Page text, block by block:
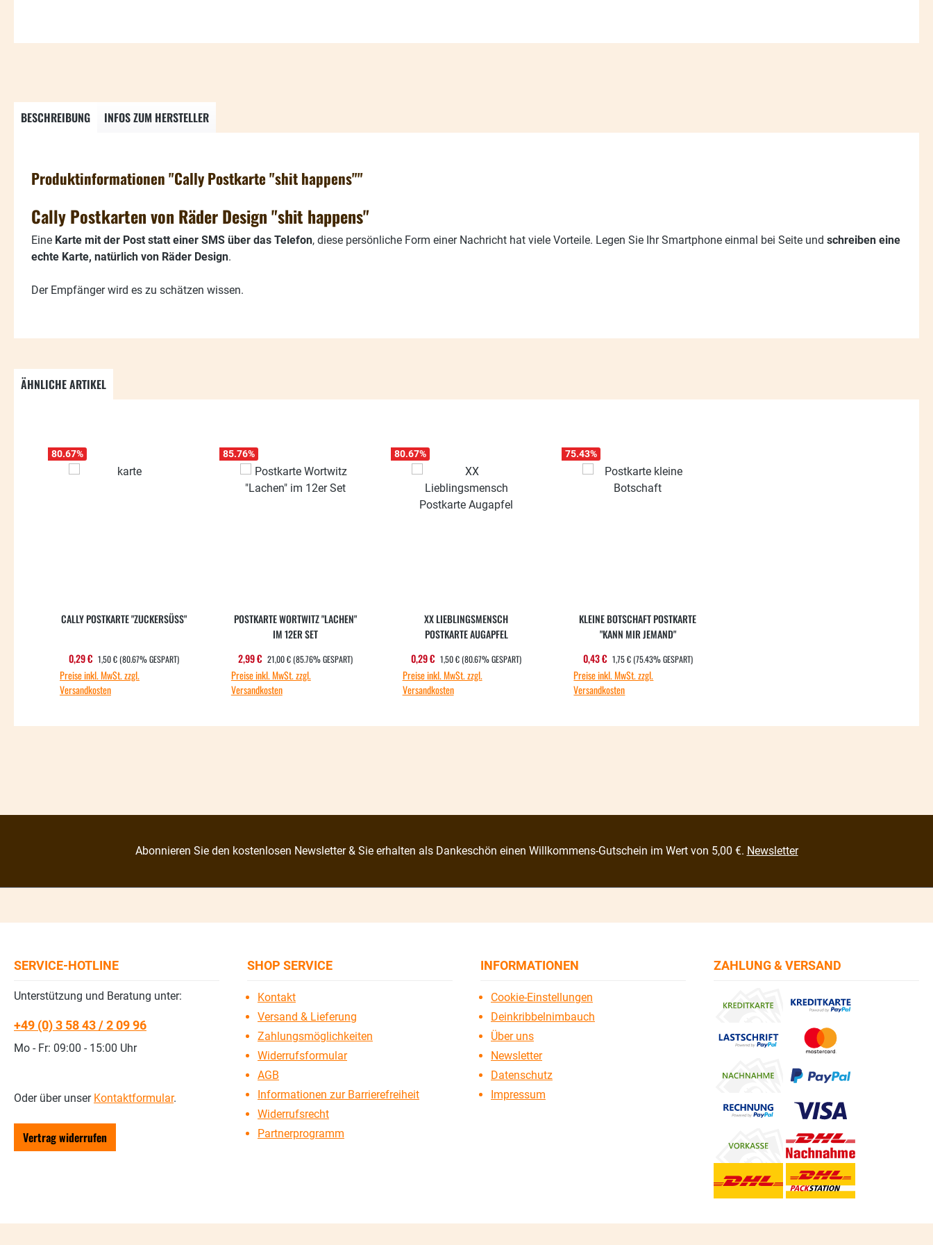
BESCHREIBUNG INFOS ZUM HERSTELLER
Produktinformationen "Cally Postkarte "shit happens""
Cally Postkarten von Räder Design "shit happens"
Eine Karte mit der Post statt einer SMS über das Telefon, diese persönliche Form einer Nachricht hat viele Vorteile. Legen Sie Ihr Smartphone einmal bei Seite und schreiben eine
echte Karte, natürlich von Räder Design.
Der Empfänger wird es zu schätzen wissen.
ÄHNLICHE ARTIKEL
80.67%
CALLY POSTKARTE "ZUCKERSÜSS"
Verkaufspreis:
0,29 € REGULÄRER PREIS:
1,50 €(80.67% GESPART)
Preise inkl. MwSt. zzgl.
Versandkosten
85.76%
POSTKARTE WORTWITZ "LACHEN"
IM 12ER SET
Verkaufspreis:
2,99 € REGULÄRER PREIS:
21,00 €(85.76% GESPART)
Preise inkl. MwSt. zzgl.
Versandkosten
80.67%
XX LIEBLINGSMENSCH
POSTKARTE AUGAPFEL
Verkaufspreis:
0,29 € REGULÄRER PREIS:
1,50 € (80.67% GESPART)
Preise inkl. MwSt. zzgl.
Versandkosten
75.43%
KLEINE BOTSCHAFT POSTKARTE
"KANN MIR JEMAND"
Verkaufspreis:
0,43 € REGULÄRER PREIS:
1,75 €(75.43% GESPART)
Preise inkl. MwSt. zzgl.
Versandkosten
Abonnieren Sie den kostenlosen Newsletter & Sie erhalten als Dankeschön einen Willkommens-Gutschein im Wert von 5,00 €. Newsletter
SERVICE-HOTLINE
Unterstützung und Beratung unter:
+49 (0) 3 58 43 / 2 09 96
Mo - Fr: 09:00 - 15:00 Uhr
Oder über unser Kontaktformular.
Vertrag widerrufen
SHOP SERVICE
Kontakt
Versand & Lieferung
Zahlungsmöglichkeiten
Widerrufsformular
AGB
Informationen zur Barrierefreiheit
Widerrufsrecht
Partnerprogramm
INFORMATIONEN
Cookie-Einstellungen
Deinkribbelnimbauch
Über uns
Newsletter
Datenschutz
Impressum
ZAHLUNG & VERSAND